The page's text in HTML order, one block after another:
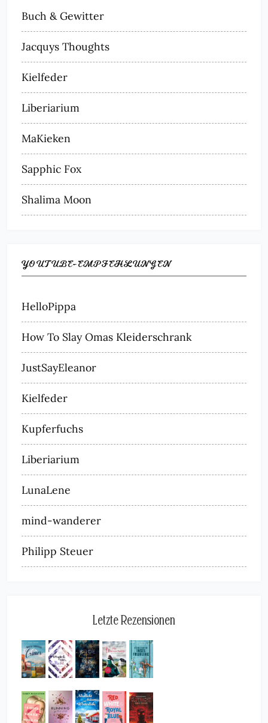
Buch & Gewitter
Jacquys Thoughts
Kielfeder
Liberiarium
MaKieken
Sapphic Fox
Shalima Moon
YOUTUBE-EMPFEHLUNGEN
HelloPippa
How To Slay Omas Kleiderschrank
JustSayEleanor
Kielfeder
Kupferfuchs
Liberiarium
LunaLene
mind-wanderer
Philipp Steuer
Letzte Rezensionen